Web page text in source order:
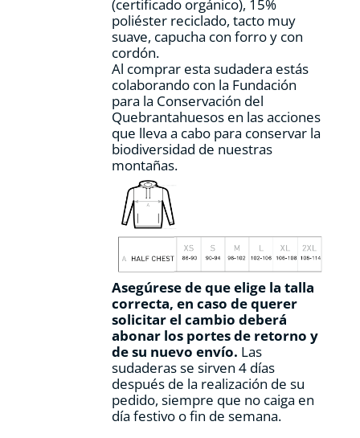
de
producto
(certificado orgánico), 15%
poliéster reciclado, tacto muy
suave, capucha con forro y con
cordón.
Al comprar esta sudadera estás
colaborando con la Fundación
para la Conservación del
Quebrantahuesos en las acciones
que lleva a cabo para conservar la
biodiversidad de nuestras
montañas.
Asegúrese de que elige la talla
correcta, en caso de querer
solicitar el cambio deberá
abonar los portes de retorno y
de su nuevo envío. Las
sudaderas se sirven 4 días
después de la realización de su
pedido, siempre que no caiga en
día festivo o fin de semana.